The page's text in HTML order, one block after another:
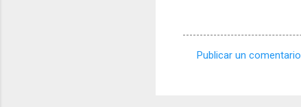
Publicar un comentario